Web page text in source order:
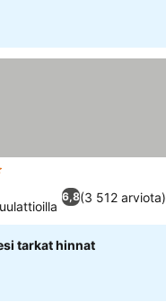
6,8(3 512 arviota)
tarkat hinnat